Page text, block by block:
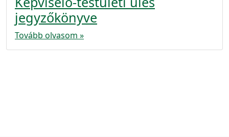
jegyzőkönyve
Tovább olvasom »